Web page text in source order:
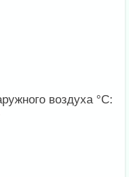
воздуха °С: